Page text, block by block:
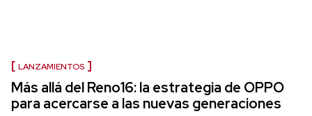
LANZAMIENTOS
Más allá del Reno16: la estrategia de OPPO
para acercarse a las nuevas generaciones